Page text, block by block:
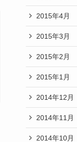
2015年4月
2015年3月
2015年2月
2015年1月
2014年12月
2014年11月
2014年10月